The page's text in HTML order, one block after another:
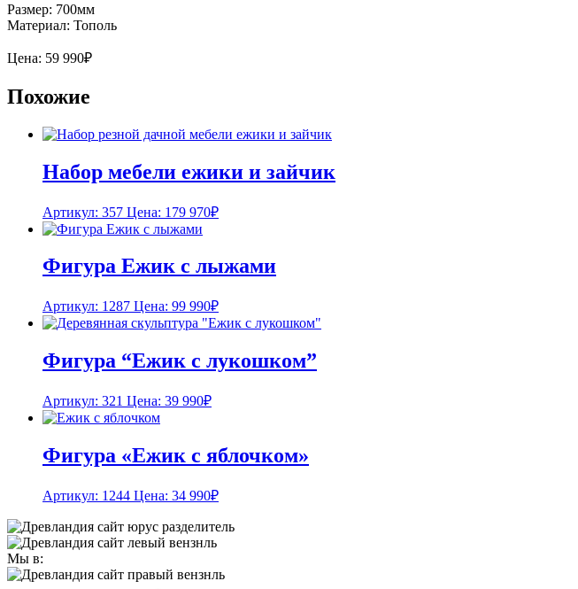
Размер: 700мм
Материал: Тополь
Цена: 59 990₽
Похожие
Набор мебели ежики и зайчик
Артикул: 357 Цена: 179 970₽
Фигура Ежик с лыжами
Артикул: 1287 Цена: 99 990₽
Фигура “Ежик с лукошком”
Артикул: 321 Цена: 39 990₽
Фигура «Ежик с яблочком»
Артикул: 1244 Цена: 34 990₽
Мы в: